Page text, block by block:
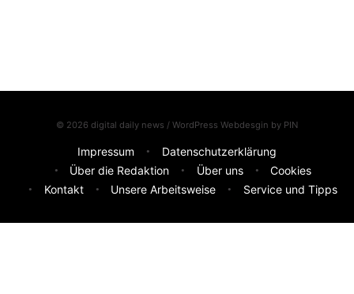
© 2026 digital daily news / WordPress Webdesgin by PIN
Impressum
Datenschutzerklärung
Über die Redaktion
Über uns
Cookies
Kontakt
Unsere Arbeitsweise Service und Tipps